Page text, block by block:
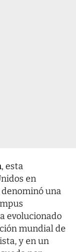
, esta
en
una
evolucionado
mundial de
y en un